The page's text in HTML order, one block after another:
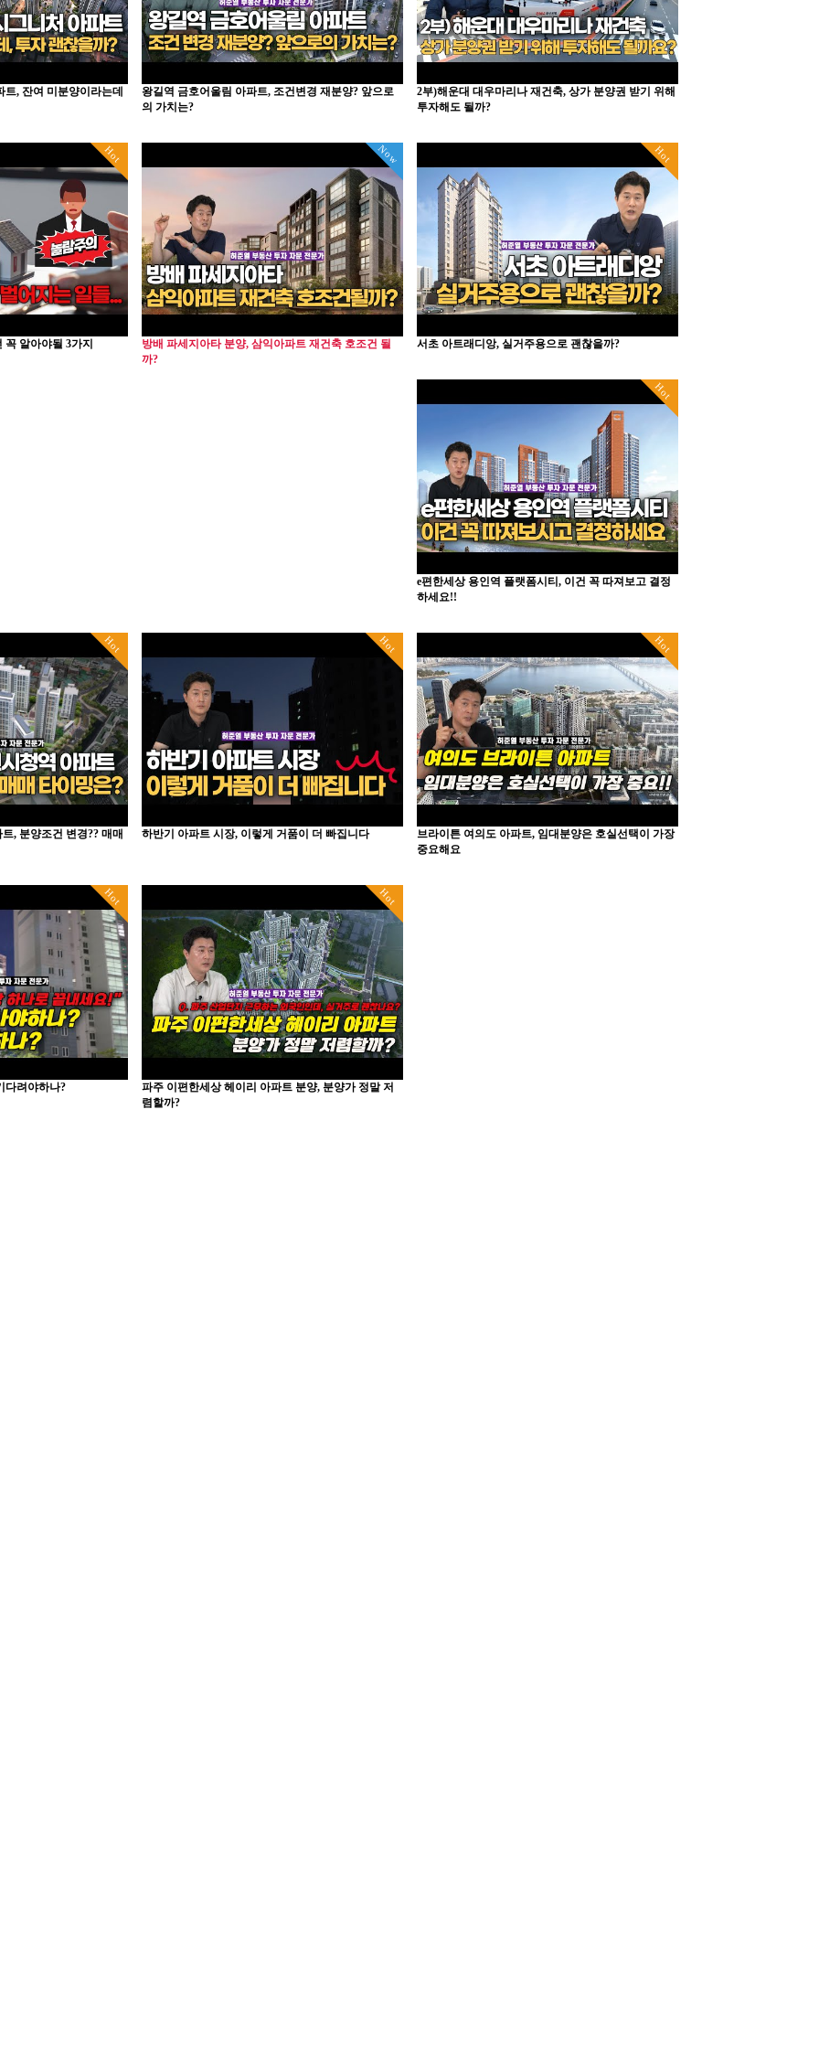
트, 잔여 미분양이라는데
왕길역 금호어울림 아파트, 조건변경 재분양? 앞으로
의 가치는?
2부)해운대 대우마리나 재건축, 상가 분양권 받기 위해
투자해도 될까?
Hot
알아야될 3가지
Now
방배 파세지아타 분양, 삼익아파트 재건축 호조건 될
까?
Hot
서초 아트래디앙, 실거주용으로 괜찮을까?
Hot
e편한세상 용인역 플랫폼시티, 이건 꼭 따져보고 결정
하세요!!
Hot
, 분양조건 변경?? 매매
Hot
하반기 아파트 시장, 이렇게 거품이 더 빠집니다
Hot
브라이튼 여의도 아파트, 임대분양은 호실선택이 가장
중요해요
Hot
다려야하나?
Hot
파주 이편한세상 헤이리 아파트 분양, 분양가 정말 저
렴할까?